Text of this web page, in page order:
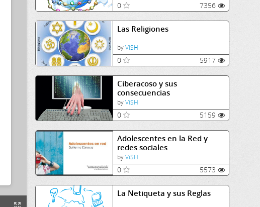
0 7356
Las Religiones
byViSH
0 5917
Ciberacoso y sus
consecuencias
byViSH
0 5159
Adolescentes en la Red y
redes sociales
byViSH
0 5573
La Netiqueta y sus Reglas